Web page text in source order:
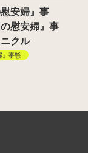
慰安婦』事
慰安婦』事
クル
』事態